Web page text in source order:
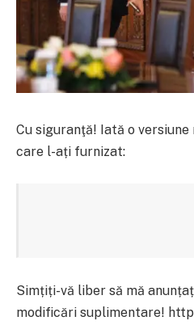
Cu siguranţă! Iată o
care l-ați furnizat:
Simțiți-vă liber să mă
modificări suplimentare!